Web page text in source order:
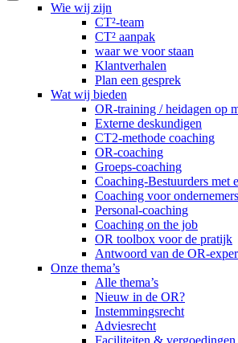
Wie wij zijn
CT²-team
CT² aanpak
waar we voor staan
Klantverhalen
Plan een gesprek
Wat wij bieden
OR-training / heidagen op
Externe deskundigen
CT2-methode coaching
OR-coaching
Groeps-coaching
Coaching-Bestuurders met
Coaching voor ondernemers
Personal-coaching
Coaching on the job
OR toolbox voor de pratijk
Antwoord van de OR-
Onze thema’s
Alle thema’s
Nieuw in de OR?
Instemmingsrecht
Adviesrecht
Faciliteiten & vergoedingen